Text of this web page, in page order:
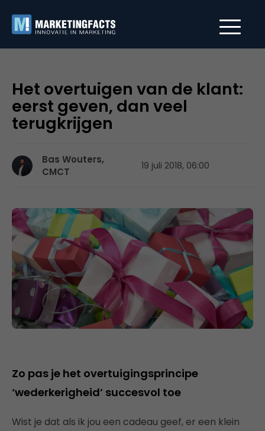
Het overtuigen van de klant:
eerst geven, dan veel
terugkrijgen
Bas Wouters,
CMCT
19 juli 2018, 06:00
Zo pas je het overtuigingsprincipe
‘wederkerigheid’ succesvol toe
Wist je dat als ik jou een cadeau geef, er een klein